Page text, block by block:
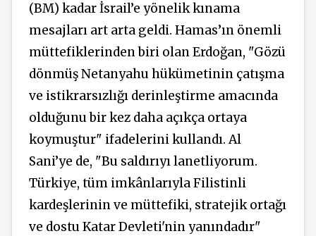
(BM) kadar İsrail’e yönelik kınama
mesajları art arta geldi. Hamas’ın önemli
müttefiklerinden biri olan Erdoğan, "Gözü
dönmüş Netanyahu hükümetinin çatışma
ve istikrarsızlığı derinleştirme amacında
olduğunu bir kez daha açıkça ortaya
koymuştur" ifadelerini kullandı. Al
Sani’ye de, "Bu saldırıyı lanetliyorum.
Türkiye, tüm imkânlarıyla Filistinli
kardeşlerinin ve müttefiki, stratejik ortağı
ve dostu Katar Devleti'nin yanındadır"